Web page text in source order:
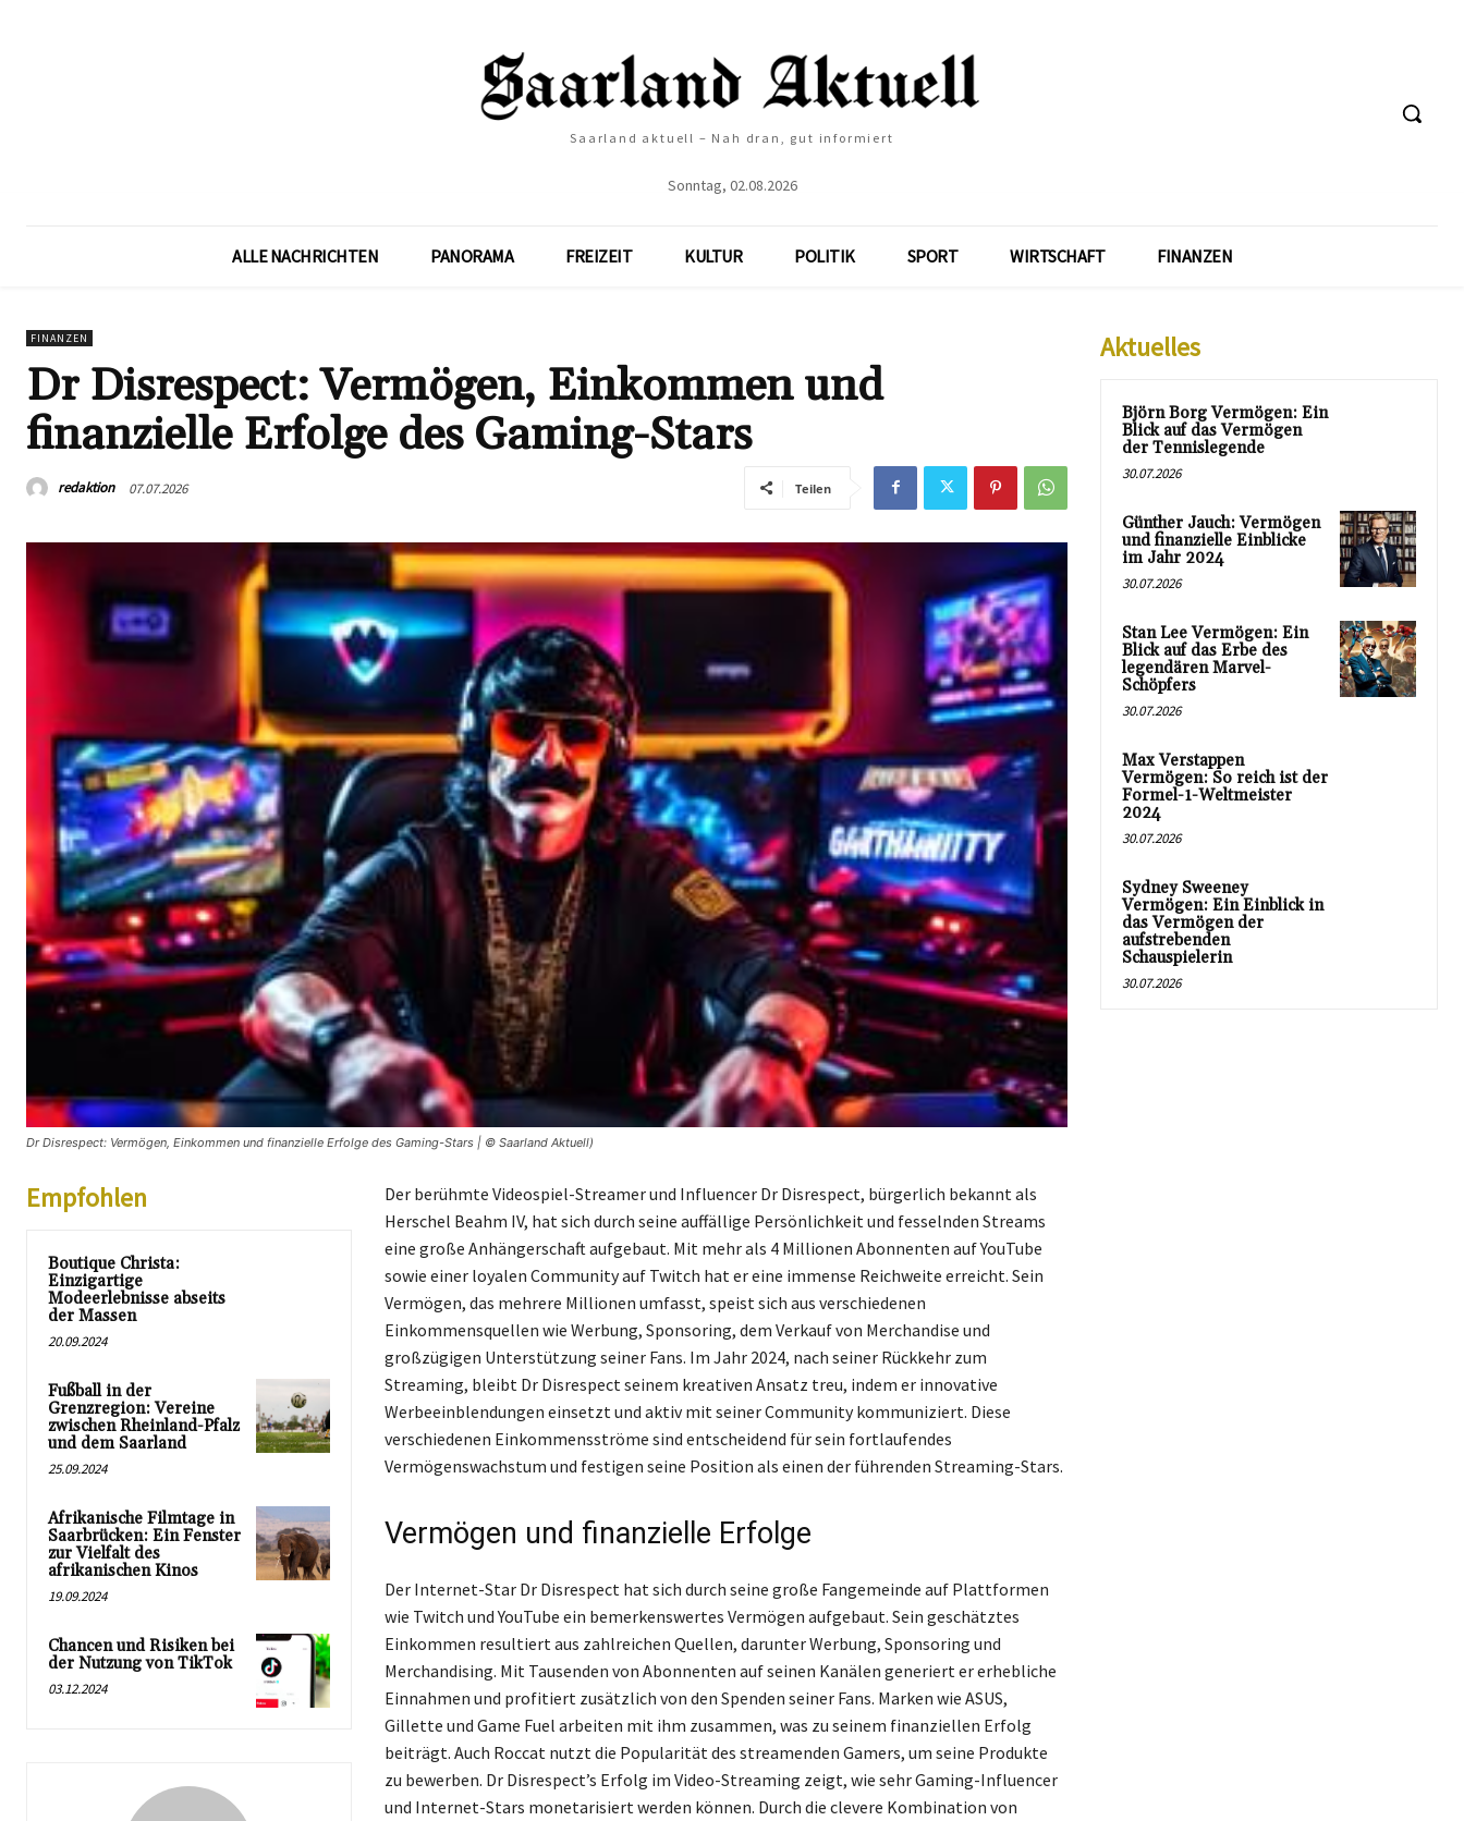
Saarland aktuell – Nah dran, gut informiert
Sonntag, 02.08.2026
ALLE NACHRICHTEN PANORAMA FREIZEIT KULTUR POLITIK SPORT WIRTSCHAFT FINANZEN
FINANZEN
Dr Disrespect: Vermögen, Einkommen und
finanzielle Erfolge des Gaming-Stars
redaktion 07.07.2026 Teilen
Dr Disrespect: Vermögen, Einkommen und finanzielle Erfolge des Gaming-Stars | © Saarland Aktuell)
Empfohlen
Boutique Christa:
Einzigartige
Modeerlebnisse abseits
der Massen
20.09.2024
Fußball in der
Grenzregion: Vereine
zwischen Rheinland-Pfalz
und dem Saarland
25.09.2024
Afrikanische Filmtage in
Saarbrücken: Ein Fenster
zur Vielfalt des
afrikanischen Kinos
19.09.2024
Chancen und Risiken bei
der Nutzung von TikTok
03.12.2024
Der berühmte Videospiel-Streamer und Influencer Dr Disrespect, bürgerlich bekannt als
Herschel Beahm IV, hat sich durch seine auffällige Persönlichkeit und fesselnden Streams
eine große Anhängerschaft aufgebaut. Mit mehr als 4 Millionen Abonnenten auf YouTube
sowie einer loyalen Community auf Twitch hat er eine immense Reichweite erreicht. Sein
Vermögen, das mehrere Millionen umfasst, speist sich aus verschiedenen
Einkommensquellen wie Werbung, Sponsoring, dem Verkauf von Merchandise und
großzügigen Unterstützung seiner Fans. Im Jahr 2024, nach seiner Rückkehr zum
Streaming, bleibt Dr Disrespect seinem kreativen Ansatz treu, indem er innovative
Werbeeinblendungen einsetzt und aktiv mit seiner Community kommuniziert. Diese
verschiedenen Einkommensströme sind entscheidend für sein fortlaufendes
Vermögenswachstum und festigen seine Position als einen der führenden Streaming-Stars.
Vermögen und finanzielle Erfolge
Der Internet-Star Dr Disrespect hat sich durch seine große Fangemeinde auf Plattformen
wie Twitch und YouTube ein bemerkenswertes Vermögen aufgebaut. Sein geschätztes
Einkommen resultiert aus zahlreichen Quellen, darunter Werbung, Sponsoring und
Merchandising. Mit Tausenden von Abonnenten auf seinen Kanälen generiert er erhebliche
Einnahmen und profitiert zusätzlich von den Spenden seiner Fans. Marken wie ASUS,
Gillette und Game Fuel arbeiten mit ihm zusammen, was zu seinem finanziellen Erfolg
beiträgt. Auch Roccat nutzt die Popularität des streamenden Gamers, um seine Produkte
zu bewerben. Dr Disrespect’s Erfolg im Video-Streaming zeigt, wie sehr Gaming-Influencer
und Internet-Stars monetarisiert werden können. Durch die clevere Kombination von
Aktuelles
Björn Borg Vermögen: Ein
Blick auf das Vermögen
der Tennislegende
30.07.2026
Günther Jauch: Vermögen
und finanzielle Einblicke
im Jahr 2024
30.07.2026
Stan Lee Vermögen: Ein
Blick auf das Erbe des
legendären Marvel-
Schöpfers
30.07.2026
Max Verstappen
Vermögen: So reich ist der
Formel-1-Weltmeister
2024
30.07.2026
Sydney Sweeney
Vermögen: Ein Einblick in
das Vermögen der
aufstrebenden
Schauspielerin
30.07.2026